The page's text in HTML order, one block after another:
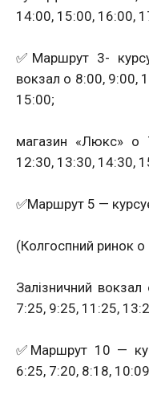
14:00, 15:00, 16:00,
✅Маршрут 3-
вокзал о 8:00, 9:00,
15:00;
магазин «Люкс» о
12:30, 13:30, 14:30,
✅Маршрут 5 —
(Колгоспний ринок
Залізничний
7:25, 9:25, 11:25,
✅Маршрут 10 —
6:25, 7:20, 8:18,